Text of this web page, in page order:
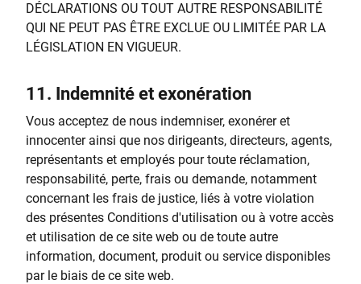
DÉCLARATIONS OU TOUT AUTRE RESPONSABILITÉ
QUI NE PEUT PAS ÊTRE EXCLUE OU LIMITÉE PAR LA
LÉGISLATION EN VIGUEUR.
11. Indemnité et exonération
Vous acceptez de nous indemniser, exonérer et
innocenter ainsi que nos dirigeants, directeurs, agents,
représentants et employés pour toute réclamation,
responsabilité, perte, frais ou demande, notamment
concernant les frais de justice, liés à votre violation
des présentes Conditions d'utilisation ou à votre accès
et utilisation de ce site web ou de toute autre
information, document, produit ou service disponibles
par le biais de ce site web.